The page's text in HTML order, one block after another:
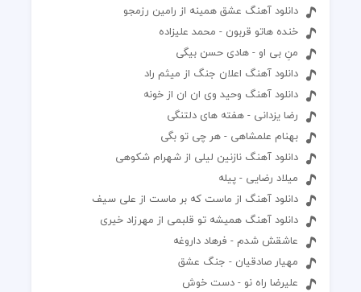
دانلود آهنگ عشق همینه از رامین رزمجو
خنده هاتو قربون - محمد علیزاده
منِ بی او - هادی حسن بیگی
دانلود آهنگ اعلان جنگ از میثم راد
دانلود آهنگ وحید وی ان ان از خونه
رضا یزدانی - هفته های دلتنگی
بهنام علمشاهی - هر چی تو بگی
دانلود آهنگ نازنین لیلی از شهرام شکوهی
میلاد رضایی - پیله
دانلود آهنگ از ماست که بر ماست از علی سیف
دانلود آهنگ همیشه تو قلبمی از مهرزاد خیری
عاشقش شدم - فرهاد داروغه
مهيار صادقيان - جنگ عشق
علیرضا راه نو - دست خوش